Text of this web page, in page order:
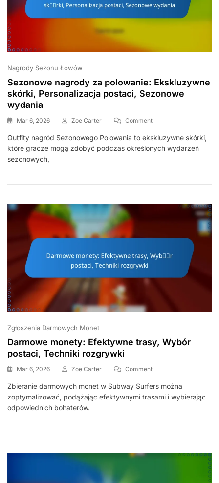
Nagrody Sezonu Łowów
Sezonowe nagrody za polowanie: Ekskluzywne
skórki, Personalizacja postaci, Sezonowe
wydania
Mar 6, 2026 Zoe Carter CommentOn
Nagrody
Za
Personalizacja
Sezonowe
Outfity nagród Sezonowego Polowania to ekskluzywne skórki,
które gracze mogą zdobyć podczas określonych wydarzeń
sezonowych,
Zgłoszenia Darmowych Monet
Darmowe monety: Efektywne trasy, Wybór
postaci, Techniki rozgrywki
Mar 6, 2026 Zoe Carter CommentOn
Monety:
Efektywne
Techniki
Zbieranie darmowych monet w Subway Surfers można
zoptymalizować, podążając efektywnymi trasami i wybierając
odpowiednich bohaterów.